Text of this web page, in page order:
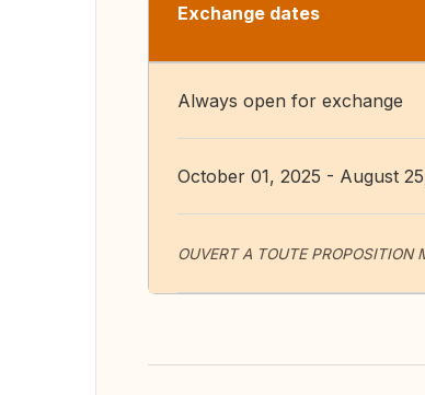
Exchange dates
Always open for exchange
October 01, 2025 - August
OUVERT A TOUTE PROPOSITION